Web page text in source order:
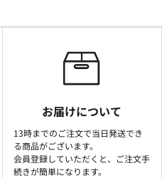
お届けについて
13時までのご注文で当日発送でき
る商品がございます。
会員登録していただくと、ご注文手
続きが簡単になります。